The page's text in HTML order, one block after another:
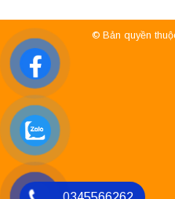
© Bản quyền